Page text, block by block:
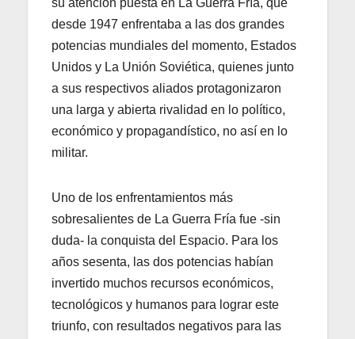
desde 1947 enfrentaba a las dos grandes
potencias mundiales del momento, Estados
Unidos y La Unión Soviética, quienes junto
a sus respectivos aliados protagonizaron
una larga y abierta rivalidad en lo político,
económico y propagandístico, no así en lo
militar.
Uno de los enfrentamientos más
sobresalientes de La Guerra Fría fue -sin
duda- la conquista del Espacio. Para los
años sesenta, las dos potencias habían
invertido muchos recursos económicos,
tecnológicos y humanos para lograr este
triunfo, con resultados negativos para las